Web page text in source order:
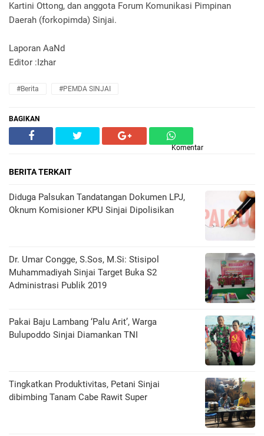
Kartini Ottong, dan anggota Forum Komunikasi Pimpinan
Daerah (forkopimda) Sinjai.
Laporan AaNd
Editor :Izhar
#Berita #PEMDA SINJAI
BAGIKAN
Komentar
BERITA TERKAIT
Diduga Palsukan Tandatangan Dokumen LPJ,
Oknum Komisioner KPU Sinjai Dipolisikan
Dr. Umar Congge, S.Sos, M.Si: Stisipol
Muhammadiyah Sinjai Target Buka S2
Administrasi Publik 2019
Pakai Baju Lambang ‘Palu Arit’, Warga
Bulupoddo Sinjai Diamankan TNI
Tingkatkan Produktivitas, Petani Sinjai
dibimbing Tanam Cabe Rawit Super